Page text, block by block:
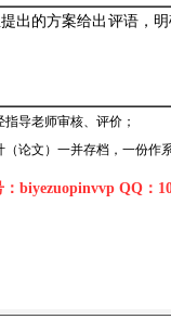
出的方案给出评语，
导老师审核、评价；
论文）一并存档，一份作
：biyezuopinvvp QQ